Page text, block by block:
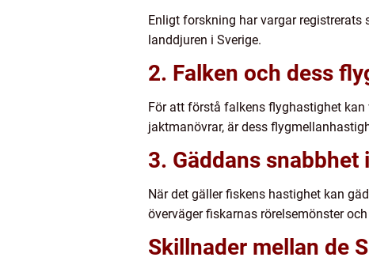
Enligt forskning har vargar
landdjuren i Sverige.
2. Falken och dess
För att förstå falkens flyghastighet
jaktmanövrar, är dess
3. Gäddans snabbhet
När det gäller fiskens hastighet kan
överväger fiskarnas rörelsemönster
Skillnader mellan de